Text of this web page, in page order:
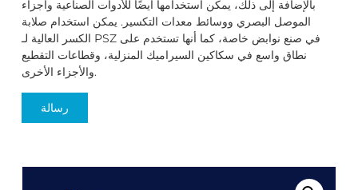
بالإضافة إلى ذلك، يمكن استخدامها أيضًا للأدوات الصناعية وأجزاء
الموصل البصري ووسائط معدات التكسير. يمكن استخدام صلابة
الكسر العالية لـ PSZ في صنع نوابض خاصة، كما أنها تستخدم على
نطاق واسع في سكاكين السيراميك المنزلية، وقطاعات التقطيع
والأجزاء الأخرى.
رسالة